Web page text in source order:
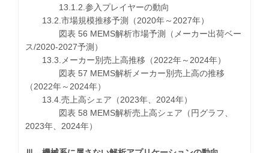
13.1.2.参入プレイヤーの動向
13.2.市場規模推移予測（2020年～2027年）
図表 56 MEMS解析市場予測（メーカー出荷ベー
ス/2020-2027予測）
13.3.メーカー別売上高推移（2022年～2024年）
図表 57 MEMS解析メーカー別売上高の推移
（2022年～2024年）
13.4.売上高シェア（2023年、2024年）
図表 58 MEMS解析売上高シェア（円グラフ、
2023年、2024年）